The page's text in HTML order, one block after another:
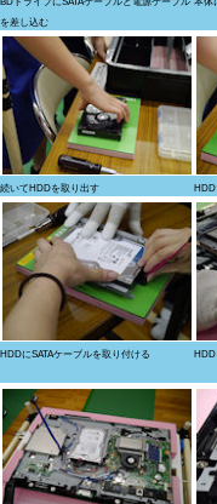
を差し込む
続いてHDDを取り出す
HDDにSATAケーブルを取り付ける